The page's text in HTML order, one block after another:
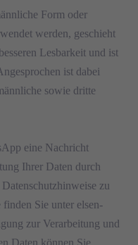
Form oder
werden, geschieht
Lesbarkeit und ist
ist dabei
sowie dritte
eine Nachricht
Ihrer Daten durch
zu
Sie unter elsen-
zur Verarbeitung und
Daten können Sie